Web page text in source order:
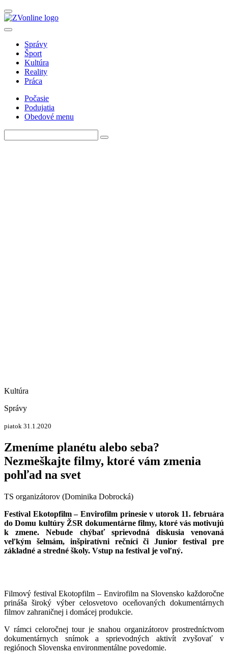
Správy
Šport
Kultúra
Reality
Práca
Počasie
Podujatia
Obedové menu
Kultúra
Správy
piatok 31.1.2020
Zmeníme planétu alebo seba?
Nezmeškajte filmy, ktoré vám zmenia
pohľad na svet
TS organizátorov (Dominika Dobrocká)
Festival Ekotopfilm – Envirofilm prinesie v utorok 11. februára
do Domu kultúry ŽSR dokumentárne filmy, ktoré vás motivujú
k zmene. Nebude chýbať sprievodná diskusia venovaná
veľkým šelmám, inšpiratívni rečníci či Junior festival pre
základné a stredné školy. Vstup na festival je voľný.
Filmový festival Ekotopfilm – Envirofilm na Slovensko každoročne
prináša široký výber celosvetovo oceňovaných dokumentárnych
filmov zahraničnej i domácej produkcie.
V rámci celoročnej tour je snahou organizátorov prostredníctvom
dokumentárnych snímok a sprievodných aktivít zvyšovať v
regiónoch Slovenska environmentálne povedomie.